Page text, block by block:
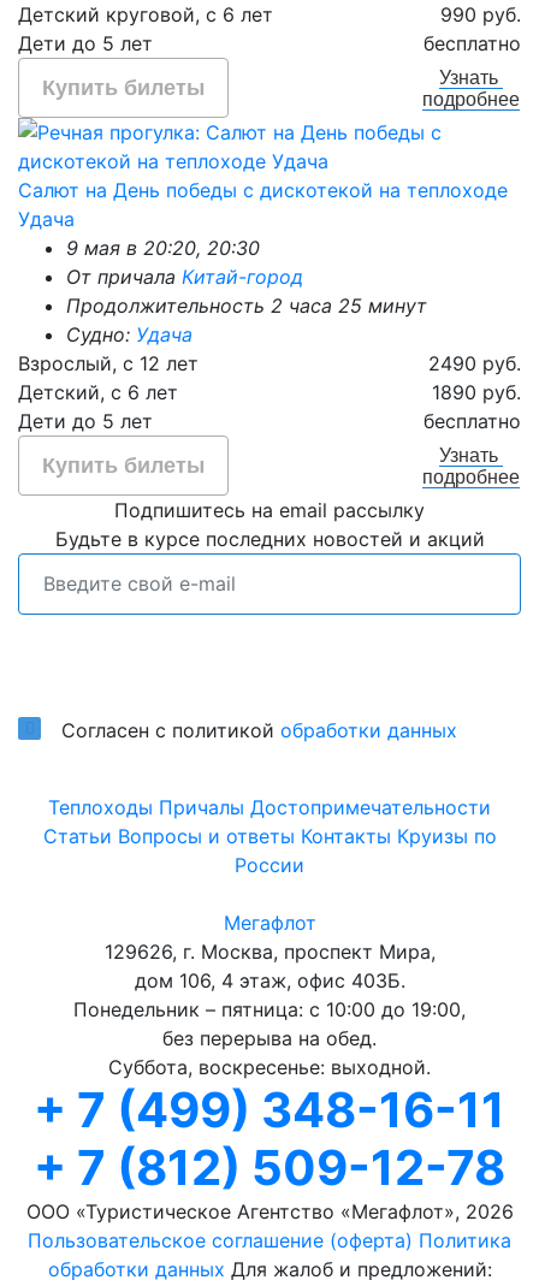
Детский круговой, с 6 лет
990 руб.
Дети до 5 лет
бесплатно
Купить билеты
Узнать
подробнее
Салют на День победы с дискотекой на теплоходе
Удача
9 мая в 20:20, 20:30
От причала Китай-город
Продолжительность 2 часа 25 минут
Судно: Удача
Взрослый, с 12 лет
2490 руб.
Детский, с 6 лет
1890 руб.
Дети до 5 лет
бесплатно
Купить билеты
Узнать
подробнее
Подпишитесь на email рассылку
Будьте в курсе последних новостей и акций
Согласен с политикой обработки данных
Теплоходы Причалы Достопримечательности
Статьи Вопросы и ответы Контакты Круизы по
России
Мегафлот
129626, г. Москва, проспект Мира,
дом 106, 4 этаж, офис 403Б.
Понедельник – пятница: с 10:00 до 19:00,
без перерыва на обед.
Суббота, воскресенье: выходной.
+ 7 (499) 348-16-11
+ 7 (812) 509-12-78
ООО «Туристическое Агентство «Мегафлот», 2026
Пользовательское соглашение (оферта) Политика
обработки данных Для жалоб и предложений: